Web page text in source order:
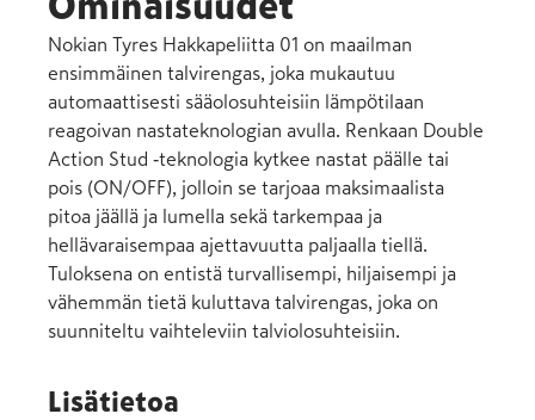
Nokian Tyres Hakkapeliitta 01 on maailman
ensimmäinen talvirengas, joka mukautuu
automaattisesti sääolosuhteisiin lämpötilaan
reagoivan nastateknologian avulla. Renkaan Double
Action Stud ‑teknologia kytkee nastat päälle tai
pois (ON/OFF), jolloin se tarjoaa maksimaalista
pitoa jäällä ja lumella sekä tarkempaa ja
hellävaraisempaa ajettavuutta paljaalla tiellä.
Tuloksena on entistä turvallisempi, hiljaisempi ja
vähemmän tietä kuluttava talvirengas, joka on
suunniteltu vaihteleviin talviolosuhteisiin.
Lisätietoa